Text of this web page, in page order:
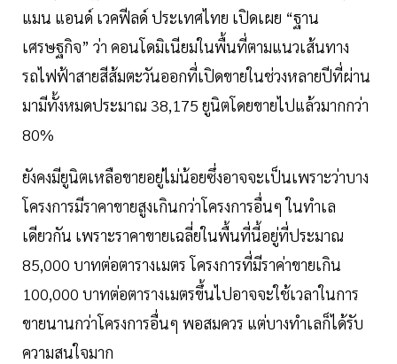
แมน แอนด์ เวคฟีลด์ ประเทศไทย เปิดเผย “ฐาน
เศรษฐกิจ” ว่า คอนโดมิเนียมในพื้นที่ตามแนวเส้นทาง
รถไฟฟ้าสายสีส้มตะวันออกที่เปิดขายในช่วงหลายปีที่ผ่าน
มามีทั้งหมดประมาณ 38,175 ยูนิตโดยขายไปแล้วมากกว่า
80%
ยังคงมียูนิตเหลือขายอยู่ไม่น้อยซึ่งอาจจะเป็นเพราะว่าบาง
โครงการมีราคาขายสูงเกินกว่าโครงการอื่นๆ ในทำเล
เดียวกัน เพราะราคาขายเฉลี่ยในพื้นที่นี้อยู่ที่ประมาณ
85,000 บาทต่อตารางเมตร โครงการที่มีราค่าขายเกิน
100,000 บาทต่อตารางเมตรขึ้นไปอาจจะใช้เวลาในการ
ขายนานกว่าโครงการอื่นๆ พอสมควร แต่บางทำเลก็ได้รับ
ความสนใจมาก